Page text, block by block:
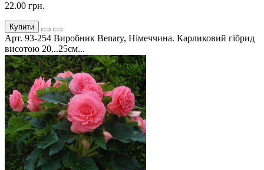
22.00 грн.
Купити
Арт. 93-254 Виробник Benary, Німеччина. Карликовий гібрид
висотою 20...25см...